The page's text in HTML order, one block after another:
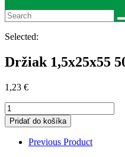
Selected:
Držiak 1,5x25x55
1,23 €
množstvo
Držiak
1,5x25x55
50.1.600
Horáka
Pridať do košíka
Previous Product